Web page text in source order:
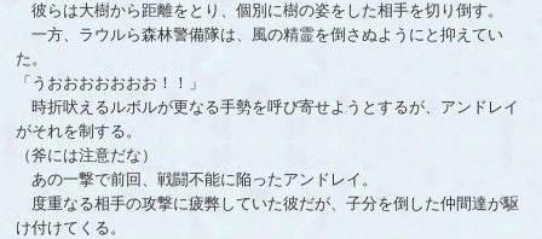
彼らは大樹から距離をとり、個別に樹の姿をした相手を切り倒す。
一方、ラウルら森林警備隊は、風の精霊を倒さぬようにと抑えてい
た。
「うおおおおおおお！！」
時折吠えるルボルが更なる手勢を呼び寄せようとするが、アンドレイ
がそれを制する。
（斧には注意だな）
あの一撃で前回、戦闘不能に陥ったアンドレイ。
度重なる相手の攻撃に疲弊していた彼だが、子分を倒した仲間達が駆
け付けてくる。